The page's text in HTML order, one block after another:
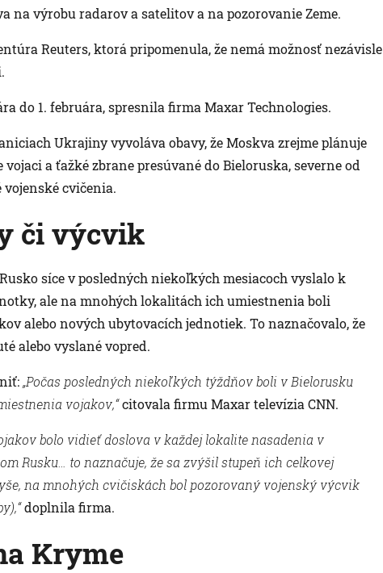
na výrobu radarov a satelitov a na pozorovanie Zeme.
Reuters, ktorá pripomenula, že nemá možnosť nezávisle
do 1. februára, spresnila firma Maxar Technologies.
Ukrajiny vyvoláva obavy, že Moskva zrejme plánuje
a ťažké zbrane presúvané do Bieloruska, severne od
cvičenia.
či výcvik
síce v posledných niekoľkých mesiacoch vyslalo k
ale na mnohých lokalitách ich umiestnenia boli
alebo nových ubytovacích jednotiek. To naznačovalo, že
alebo vyslané vopred.
„Počas posledných niekoľkých týždňov boli v Bielorusku
vojakov,“citovala firmu Maxar televízia CNN.
bolo vidieť doslova v každej lokalite nasadenia v
Rusku… to naznačuje, že sa zvýšil stupeň ich celkovej
na mnohých cvičiskách bol pozorovaný vojenský výcvik
doplnila firma.
Kryme